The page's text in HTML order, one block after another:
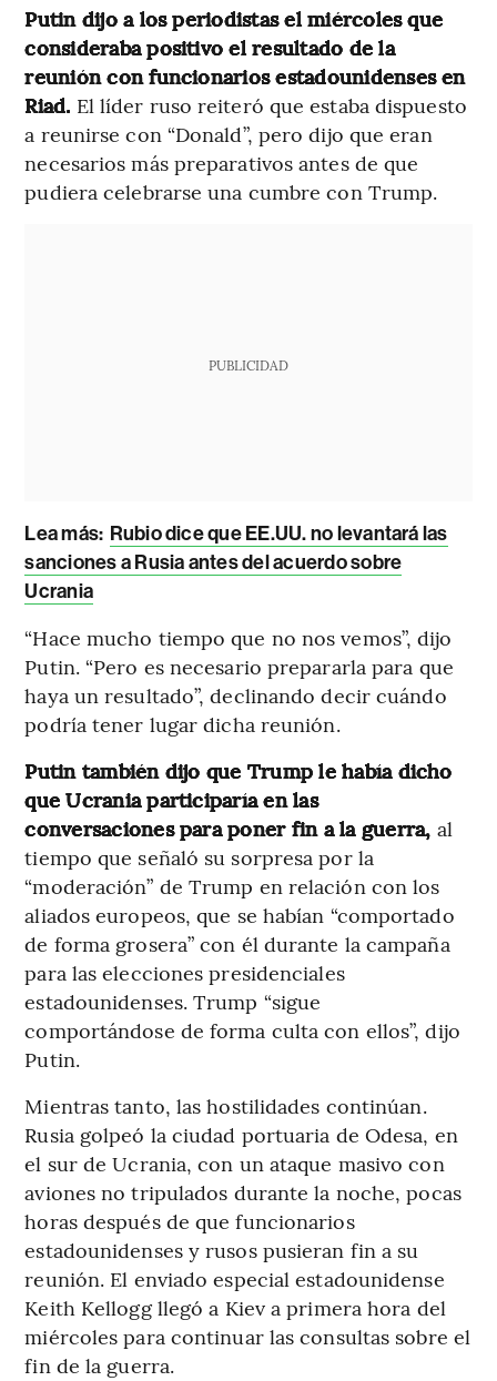
Putin dijo a los periodistas el miércoles que
consideraba positivo el resultado de la
reunión con funcionarios estadounidenses en
Riad. El líder ruso reiteró que estaba dispuesto
a reunirse con “Donald”, pero dijo que eran
necesarios más preparativos antes de que
pudiera celebrarse una cumbre con Trump.
PUBLICIDAD
Lea más: Rubio dice que EE.UU. no levantará las
sanciones a Rusia antes del acuerdo sobre
Ucrania
“Hace mucho tiempo que no nos vemos”, dijo
Putin. “Pero es necesario prepararla para que
haya un resultado”, declinando decir cuándo
podría tener lugar dicha reunión.
Putin también dijo que Trump le había dicho
que Ucrania participaría en las
conversaciones para poner fin a la guerra, al
tiempo que señaló su sorpresa por la
“moderación” de Trump en relación con los
aliados europeos, que se habían “comportado
de forma grosera” con él durante la campaña
para las elecciones presidenciales
estadounidenses. Trump “sigue
comportándose de forma culta con ellos”, dijo
Putin.
Mientras tanto, las hostilidades continúan.
Rusia golpeó la ciudad portuaria de Odesa, en
el sur de Ucrania, con un ataque masivo con
aviones no tripulados durante la noche, pocas
horas después de que funcionarios
estadounidenses y rusos pusieran fin a su
reunión. El enviado especial estadounidense
Keith Kellogg llegó a Kiev a primera hora del
miércoles para continuar las consultas sobre el
fin de la guerra.